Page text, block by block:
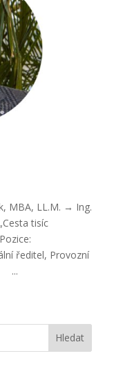
MBA, LL.M. → Ing.
tisíc
Pozice:
ředitel, Provozní
...
Hledat